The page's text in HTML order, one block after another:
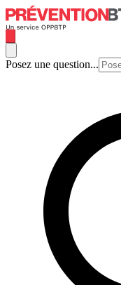
Posez une question...